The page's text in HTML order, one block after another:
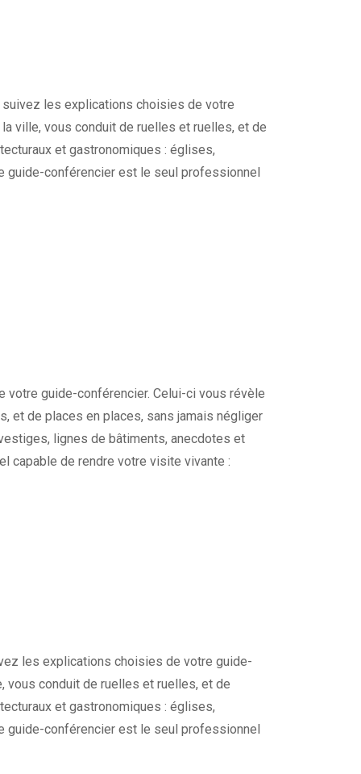
suivez les explications choisies de votre
ville, vous conduit de ruelles et ruelles, et de
et gastronomiques : églises,
guide-conférencier est le seul professionnel
guide-conférencier. Celui-ci vous révèle
et de places en places, sans jamais négliger
lignes de bâtiments, anecdotes et
capable de rendre votre visite vivante :
les explications choisies de votre guide-
conduit de ruelles et ruelles, et de
et gastronomiques : églises,
guide-conférencier est le seul professionnel